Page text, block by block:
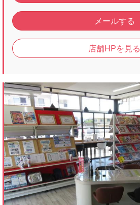
メールする
店舗HPを見る
Previous